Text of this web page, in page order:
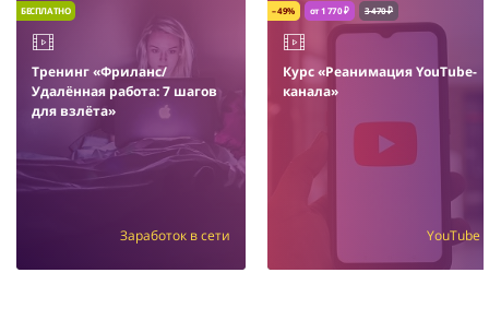
БЕСПЛАТНО
Тренинг «Фриланс/
Удалённая работа: 7 шагов
для взлёта»
Заработок в сети
– 49% от 1 770 ₽ 3 470 ₽
Курс «Реанимация YouTube-
канала»
YouTube